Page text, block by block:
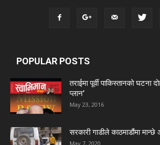
POPULAR POSTS
तराईमा पूर्वी पाकिस्तानको घटना
प्लान’
May 23, 2016
सरकारी गाडीले काठमाडौंमा
May 7, 2020